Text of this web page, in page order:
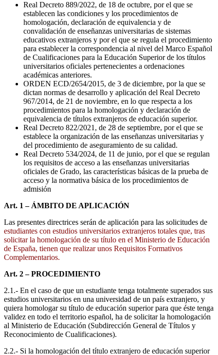
Real Decreto 889/2022, de 18 de octubre, por el que se
establecen las condiciones y los procedimientos de
homologación, declaración de equivalencia y de
convalidación de enseñanzas universitarias de sistemas
educativos extranjeros y por el que se regula el procedimiento
para establecer la correspondencia al nivel del Marco Español
de Cualificaciones para la Educación Superior de los títulos
universitarios oficiales pertenecientes a ordenaciones
académicas anteriores.
ORDEN ECD/2654/2015, de 3 de diciembre, por la que se
dictan normas de desarrollo y aplicación del Real Decreto
967/2014, de 21 de noviembre, en lo que respecta a los
procedimientos para la homologación y declaración de
equivalencia de títulos extranjeros de educación superior.
Real Decreto 822/2021, de 28 de septiembre, por el que se
establece la organización de las enseñanzas universitarias y
del procedimiento de aseguramiento de su calidad.
Real Decreto 534/2024, de 11 de junio, por el que se regulan
los requisitos de acceso a las enseñanzas universitarias
oficiales de Grado, las características básicas de la prueba de
acceso y la normativa básica de los procedimientos de
admisión
Art. 1 – ÁMBITO DE APLICACIÓN
Las presentes directrices serán de aplicación para las solicitudes de
estudiantes con estudios universitarios extranjeros totales que, tras
solicitar la homologación de su título en el Ministerio de Educación
de España, tienen que realizar unos Requisitos Formativos
Complementarios.
Art. 2 – PROCEDIMIENTO
2.1.- En el caso de que un estudiante tenga totalmente superados sus
estudios universitarios en una universidad de un país extranjero, y
quiera homologar su título de educación superior para que éste tenga
validez en todo el territorio español, ha de solicitar la homologación
al Ministerio de Educación (Subdirección General de Títulos y
Reconocimiento de Cualificaciones).
2.2.- Si la homologación del título extranjero de educación superior